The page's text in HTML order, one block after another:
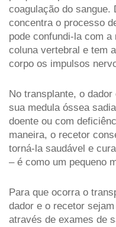
coagulação do sangue.
concentra o processo
pode confundi-la com
coluna vertebral e tem
corpo os impulsos
No transplante, o
sua medula óssea
doente ou com
maneira, o recetor
torná-la saudável e
– é como um pequeno
Para que ocorra o
dador e o recetor
através de exames de